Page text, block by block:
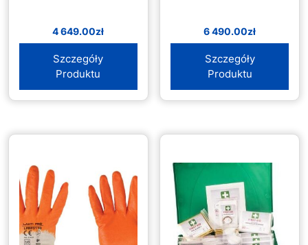
4 649.00zł
Szczegóły
Produktu
6 490.00zł
Szczegóły
Produktu